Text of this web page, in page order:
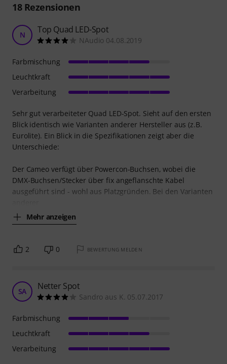
18Rezensionen
N Top Quad LED-Spot
NAudio 04.08.2019
Sehr gut verarbeiteter Quad LED-Spot. Sieht auf den ersten
Blick identisch wie Varianten anderer Hersteller aus (z.B.
Eurolite). Ein Blick in die Spezifikationen zeigt aber die
Unterschiede:
Der Cameo verfügt über Powercon-Buchsen, wobei die
DMX-Buchsen/Stecker über fix angeflanschte Kabel
ausgeführt sind - wohl aus Platzgründen. Bei den Varianten
Mehr anzeigen
Farbmischung
Leuchtkraft
Verarbeitung
2 0 BEWERTUNG MELDEN
SA Netter Spot
Sandro aus K. 05.07.2017
Farbmischung
Leuchtkraft
Verarbeitung